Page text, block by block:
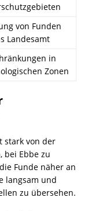
von Funden
Landesamt
in
Zonen
stark von der
bei Ebbe zu
Funde näher an
langsam und
zu übersehen.